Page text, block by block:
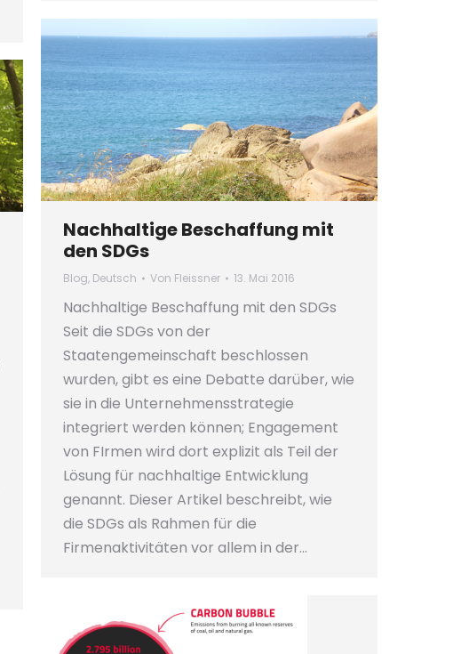
Nachhaltige Beschaffung mit
den SDGs
Blog, Deutsch Von Fleissner 13. Mai 2016
Nachhaltige Beschaffung mit den SDGs
Seit die SDGs von der
Staatengemeinschaft beschlossen
wurden, gibt es eine Debatte darüber, wie
sie in die Unternehmensstrategie
integriert werden können; Engagement
von FIrmen wird dort explizit als Teil der
Lösung für nachhaltige Entwicklung
genannt. Dieser Artikel beschreibt, wie
die SDGs als Rahmen für die
Firmenaktivitäten vor allem in der…